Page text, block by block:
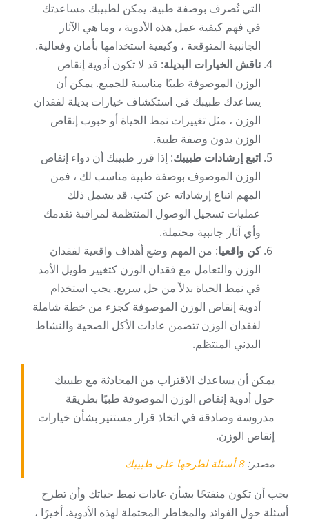
التي تُصرف بوصفة طبية. يمكن لطبيبك مساعدتك
في فهم كيفية عمل هذه الأدوية ، وما هي الآثار
الجانبية المتوقعة ، وكيفية استخدامها بأمان وفعالية.
ناقش الخيارات البديلة: قد لا تكون أدوية إنقاص
الوزن الموصوفة طبيًا مناسبة للجميع. يمكن أن
يساعدك طبيبك في استكشاف خيارات بديلة لفقدان
الوزن ، مثل تغييرات نمط الحياة أو حبوب إنقاص
الوزن بدون وصفة طبية.
اتبع إرشادات طبيبك: إذا قرر طبيبك أن دواء إنقاص
الوزن الموصوف بوصفة طبية مناسب لك ، فمن
المهم اتباع إرشاداته عن كثب. قد يشمل ذلك
عمليات تسجيل الوصول المنتظمة لمراقبة تقدمك
وأي آثار جانبية محتملة.
كن واقعيا: من المهم وضع أهداف واقعية لفقدان
الوزن والتعامل مع فقدان الوزن كتغيير طويل الأمد
في نمط الحياة بدلاً من حل سريع. يجب استخدام
أدوية إنقاص الوزن الموصوفة كجزء من خطة شاملة
لفقدان الوزن تتضمن عادات الأكل الصحية والنشاط
البدني المنتظم.
يمكن أن يساعدك الاقتراب من المحادثة مع طبيبك
حول أدوية إنقاص الوزن الموصوفة طبيًا بطريقة
مدروسة وصادقة في اتخاذ قرار مستنير بشأن خيارات
إنقاص الوزن.
مصدر:8 أسئلة لطرحها على طبيبك
يجب أن تكون منفتحًا بشأن عادات نمط حياتك وأن تطرح
أسئلة حول الفوائد والمخاطر المحتملة لهذه الأدوية. أخيرًا ،